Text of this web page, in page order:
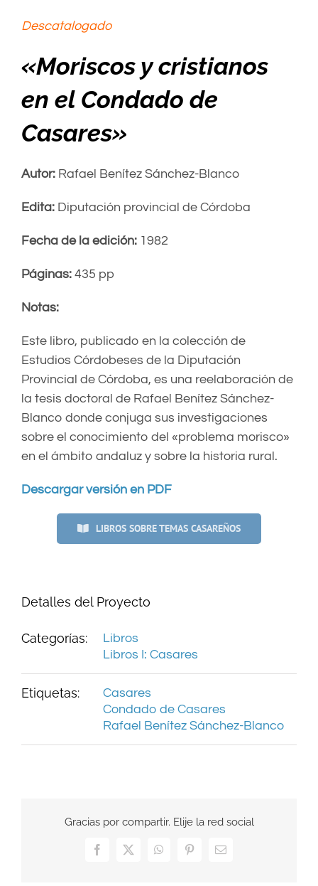
Descatalogado
«Moriscos y cristianos
en el Condado de
Casares»
Autor: Rafael Benítez Sánchez-Blanco
Edita: Diputación provincial de Córdoba
Fecha de la edición: 1982
Páginas: 435 pp
Notas:
Este libro, publicado en la colección de
Estudios Córdobeses de la Diputación
Provincial de Córdoba, es una reelaboración de
la tesis doctoral de Rafael Benítez Sánchez-
Blanco donde conjuga sus investigaciones
sobre el conocimiento del «problema morisco»
en el ámbito andaluz y sobre la historia rural.
Descargar versión en PDF
LIBROS SOBRE TEMAS CASAREÑOS
Detalles del Proyecto
Categorías:
Libros
Libros I: Casares
Etiquetas:
Casares
Condado de Casares
Rafael Benítez Sánchez-Blanco
Gracias por compartir. Elije la red social
Facebook
X WhatsAppPinterestCorreo